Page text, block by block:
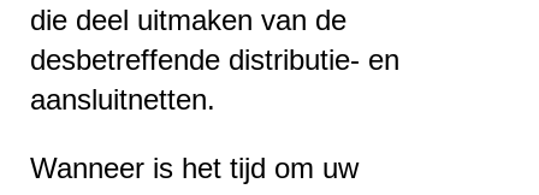
die deel uitmaken van de
desbetreffende distributie- en
aansluitnetten.
Wanneer is het tijd om uw